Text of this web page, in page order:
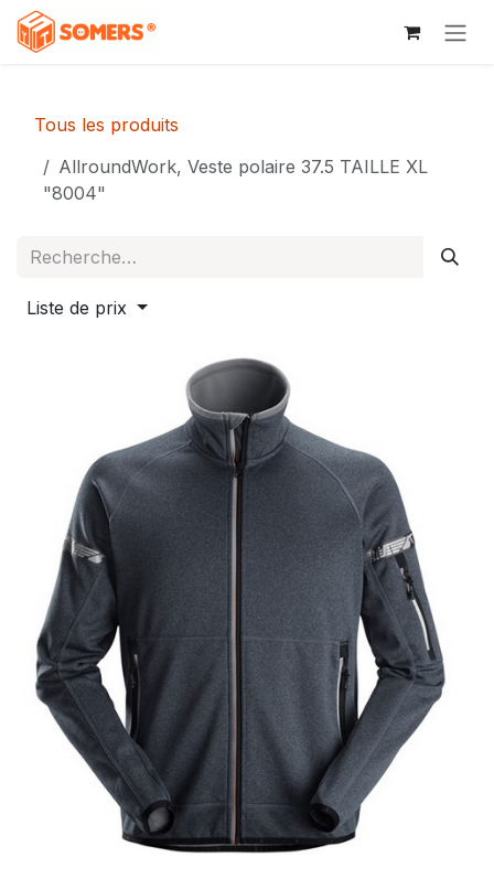
Se rendre au contenu
Tous les produits
AllroundWork, Veste polaire 37.5 TAILLE XL
"8004"
Liste de prix